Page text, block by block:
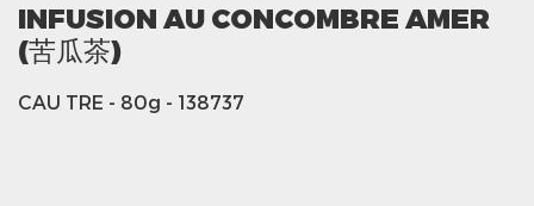
INFUSION AU CONCOMBRE AMER
(苦瓜茶)
CAU TRE - 80g - 138737